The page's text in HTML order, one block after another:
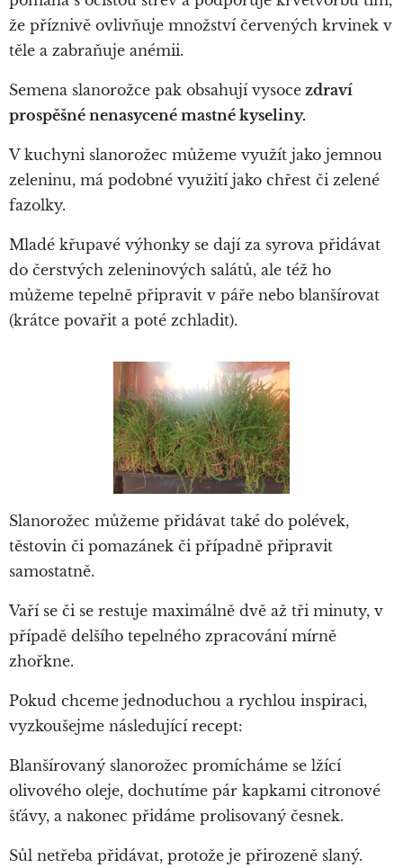
že příznivě ovlivňuje množství červených krvinek v
těle a zabraňuje anémii.
Semena slanorožce pak obsahují vysoce zdraví
prospěšné nenasycené mastné kyseliny.
V kuchyni slanorožec můžeme využít jako jemnou
zeleninu, má podobné využití jako chřest či zelené
fazolky.
Mladé křupavé výhonky se dají za syrova přidávat
do čerstvých zeleninových salátů, ale též ho
můžeme tepelně připravit v páře nebo blanšírovat
(krátce povařit a poté zchladit).
Slanorožec můžeme přidávat také do polévek,
těstovin či pomazánek či případně připravit
samostatně.
Vaří se či se restuje maximálně dvě až tři minuty, v
případě delšího tepelného zpracování mírně
zhořkne.
Pokud chceme jednoduchou a rychlou inspiraci,
vyzkoušejme následující recept:
Blanšírovaný slanorožec promícháme se lžící
olivového oleje, dochutíme pár kapkami citronové
šťávy, a nakonec přidáme prolisovaný česnek.
Sůl netřeba přidávat, protože je přirozeně slaný.